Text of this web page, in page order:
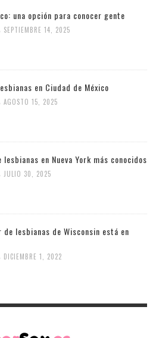
una opción para conocer gente
SEPTIEMBRE 14, 2025
en Ciudad de México
AGOSTO 15, 2025
lesbianas en Nueva York más conocidos
JULIO 30, 2025
lesbianas de Wisconsin está en
DICIEMBRE 1, 2022